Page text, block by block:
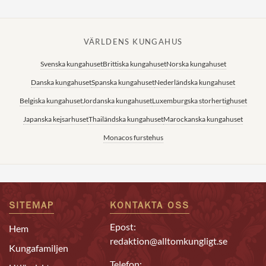
VÄRLDENS KUNGAHUS
Svenska kungahusetBrittiska kungahusetNorska kungahuset
Danska kungahusetSpanska kungahusetNederländska kungahuset
Belgiska kungahusetJordanska kungahusetLuxemburgska storhertighuset
Japanska kejsarhusetThailändska kungahusetMarockanska kungahuset
Monacos furstehus
SITEMAP
Hem
Kungafamiljen
KONTAKTA OSS
Epost:
redaktion@alltomkungligt.se